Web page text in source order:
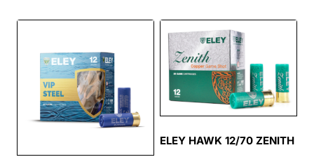
ELEY HAWK 12/70 ZENITH